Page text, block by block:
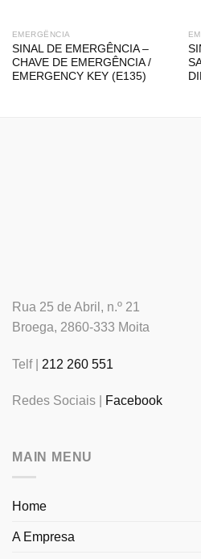
EMERGÊNCIA
SINAL DE EMERGÊNCIA –
CHAVE DE EMERGÊNCIA /
EMERGENCY KEY (E135)
Rua 25 de Abril, n.º 21
Broega, 2860-333 Moita
Telf | 212 260 551
Redes Sociais | Facebook
MAIN MENU
Home
A Empresa